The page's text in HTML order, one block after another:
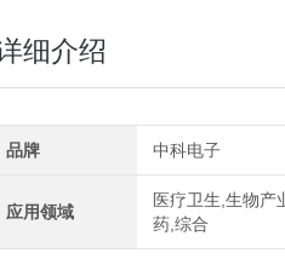
细介绍
品牌 中科电子
应用领域
医疗卫生,生物产
药,综合